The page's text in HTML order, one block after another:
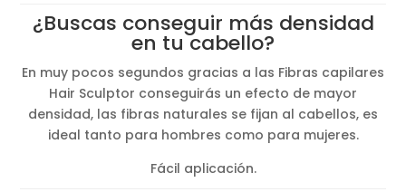
era:
24,13€.
es:
21,55€.
¿Buscas conseguir más densidad
en tu cabello?
En muy pocos segundos gracias a las Fibras capilares
Hair Sculptor conseguirás un efecto de mayor
densidad, las fibras naturales se fijan al cabellos, es
ideal tanto para hombres como para mujeres.
Fácil aplicación.